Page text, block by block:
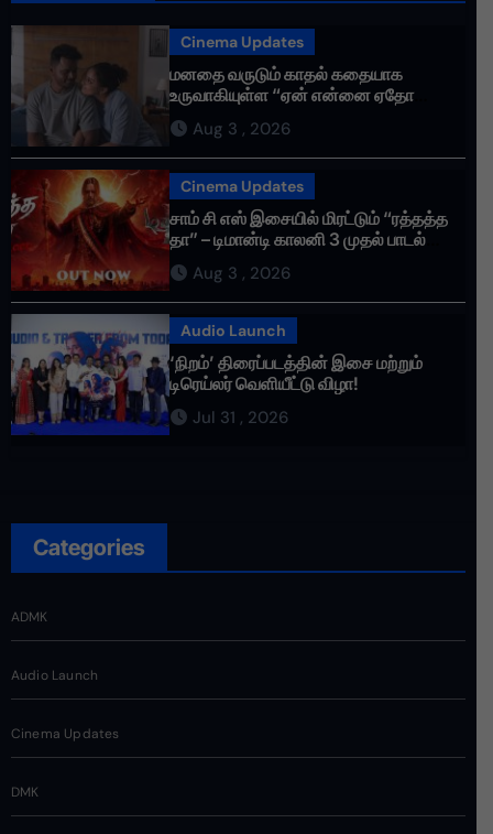
Cinema Updates
மனதை வருடும் காதல் கதையாக
உருவாகியுள்ள “ஏன் என்னை ஏதோ
செய்தாய்” – டீசர் வெளியானது !
Aug 3 , 2026
Cinema Updates
சாம் சி எஸ் இசையில் மிரட்டும் “ரத்தத்த
தா” – டிமான்டி காலனி 3 முதல் பாடல்
ரசிகர்களை கவர்ந்து வருகிறது!
Aug 3 , 2026
Audio Launch
‘நிறம்’ திரைப்படத்தின் இசை மற்றும்
டிரெய்லர் வெளியீட்டு விழா!
Jul 31 , 2026
Categories
ADMK
Audio Launch
Cinema Updates
DMK